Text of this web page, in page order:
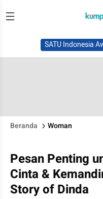
SATU Indonesia
Beranda Woman
Pesan Penting
Cinta &
Story of Dinda